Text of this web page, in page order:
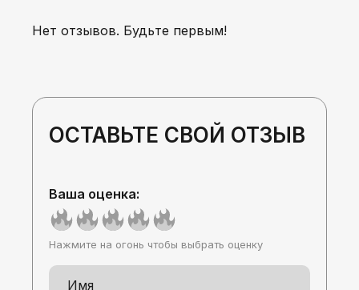
Нет отзывов. Будьте первым!
ОСТАВЬТЕ СВОЙ ОТЗЫВ
Ваша оценка:
Нажмите на огонь чтобы выбрать оценку